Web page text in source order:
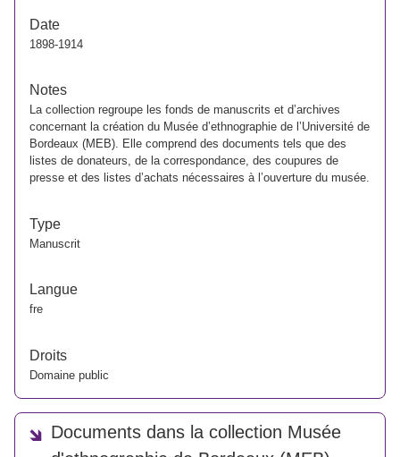
Date
1898-1914
Notes
La collection regroupe les fonds de manuscrits et d’archives
concernant la création du Musée d’ethnographie de l’Université de
Bordeaux (MEB). Elle comprend des documents tels que des
listes de donateurs, de la correspondance, des coupures de
presse et des listes d’achats nécessaires à l’ouverture du musée.
Type
Manuscrit
Langue
fre
Droits
Domaine public
Documents dans la collection Musée